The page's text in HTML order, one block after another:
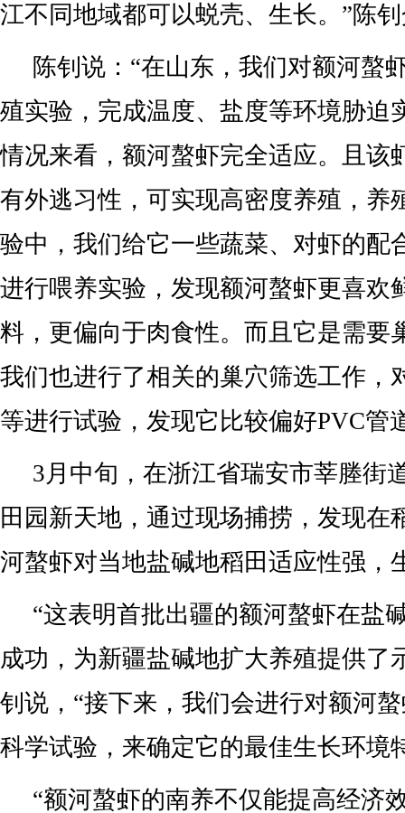
江不同地域都可以蜕壳、生长。”陈
陈钊说：“在山东，我们对额河螯
殖实验，完成温度、盐度等环境胁迫
情况来看，额河螯虾完全适应。且该
有外逃习性，可实现高密度养殖，养
验中，我们给它一些蔬菜、对虾的配
进行喂养实验，发现额河螯虾更喜欢
料，更偏向于肉食性。而且它是需要
我们也进行了相关的巢穴筛选工作，
等进行试验，发现它比较偏好PVC管
3月中旬，在浙江省瑞安市莘塍街
田园新天地，通过现场捕捞，发现在
河螯虾对当地盐碱地稻田适应性强，
“这表明首批出疆的额河螯虾在盐
成功，为新疆盐碱地扩大养殖提供了
钊说，“接下来，我们会进行对额河
科学试验，来确定它的最佳生长环境
“额河螯虾的南养不仅能提高经济